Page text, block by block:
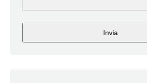
Invia